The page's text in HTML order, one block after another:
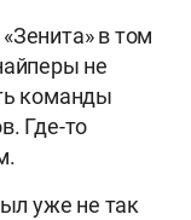
в том
не
команды
Где-то
уже не так